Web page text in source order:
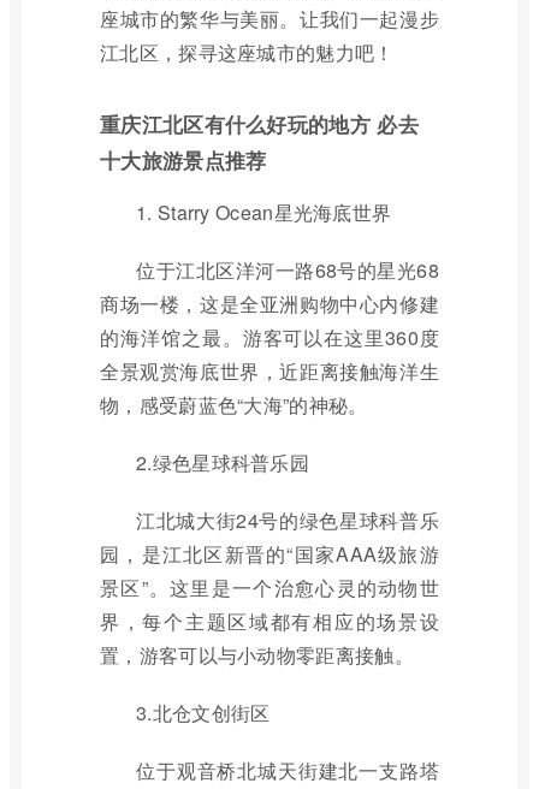
座城市的繁华与美丽。让我们一起漫步
江北区，探寻这座城市的魅力吧！
重庆江北区有什么好玩的地方 必去
十大旅游景点推荐
1. Starry Ocean星光海底世界
位于江北区洋河一路68号的星光68
商场一楼，这是全亚洲购物中心内修建
的海洋馆之最。游客可以在这里360度
全景观赏海底世界，近距离接触海洋生
物，感受蔚蓝色“大海”的神秘。
2.绿色星球科普乐园
江北城大街24号的绿色星球科普乐
园，是江北区新晋的“国家AAA级旅游
景区”。这里是一个治愈心灵的动物世
界，每个主题区域都有相应的场景设
置，游客可以与小动物零距离接触。
3.北仓文创街区
位于观音桥北城天街建北一支路塔